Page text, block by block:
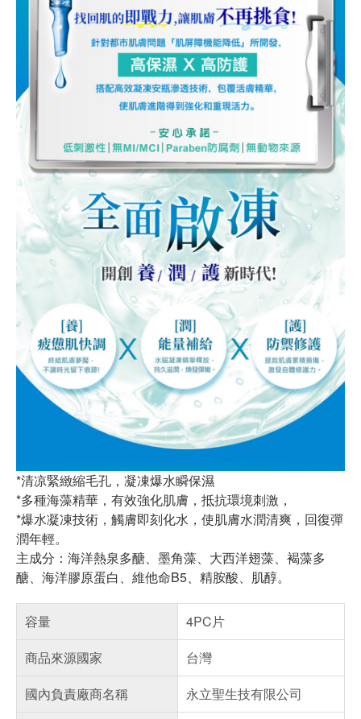
*清凉緊緻縮毛孔，凝凍爆水瞬保濕
*多種海藻精華，有效強化肌膚，抵抗環境刺激，
*爆水凝凍技術，觸膚即刻化水，使肌膚水潤清爽，回復彈
潤年輕。
主成分：海洋熱泉多醣、墨角藻、大西洋翅藻、褐藻多
醣、海洋膠原蛋白、維他命B5、精胺酸、肌醇。
容量
4PC片
商品來源國家
台灣
國內負責廠商名稱
永立聖生技有限公司